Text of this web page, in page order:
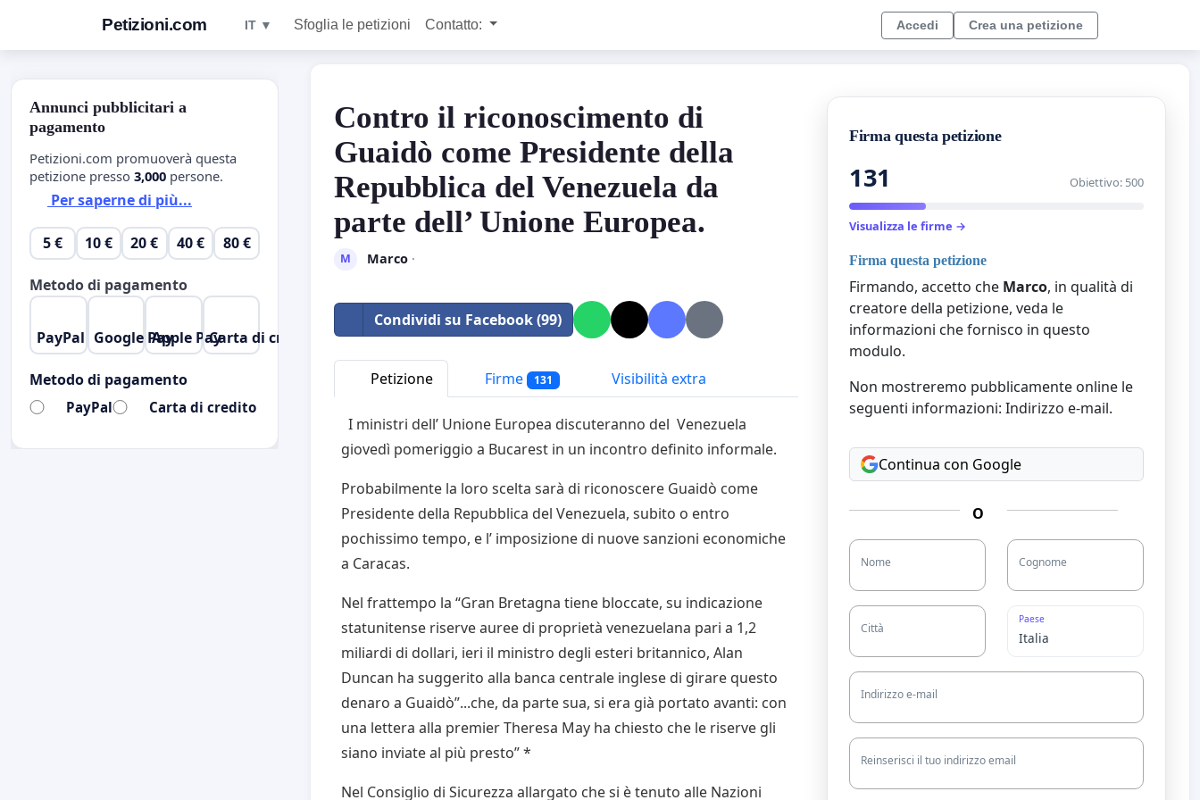
Petizioni.com IT ▼ Sfoglia le petizioni Contatto: Accedi Crea una petizione
Contro il riconoscimento di
Guaidò come Presidente della
Repubblica del Venezuela da
parte dell’ Unione Europea.
M Marco·
Condividi su Facebook (99)
Petizione Firme 131 Visibilità extra
I ministri dell’ Unione Europea discuteranno del Venezuela
giovedì pomeriggio a Bucarest in un incontro definito informale.
Probabilmente la loro scelta sarà di riconoscere Guaidò come
Presidente della Repubblica del Venezuela, subito o entro
pochissimo tempo, e l’ imposizione di nuove sanzioni economiche
a Caracas.
Nel frattempo la “Gran Bretagna tiene bloccate, su indicazione
statunitense riserve auree di proprietà venezuelana pari a 1,2
miliardi di dollari, ieri il ministro degli esteri britannico, Alan
Duncan ha suggerito alla banca centrale inglese di girare questo
denaro a Guaidò”...che, da parte sua, si era già portato avanti: con
una lettera alla premier Theresa May ha chiesto che le riserve gli
siano inviate al più presto” *
Nel Consiglio di Sicurezza allargato che si è tenuto alle Nazioni
Firma questa petizione
131 Obiettivo: 500
Visualizza le firme →
Firma questa petizione
Firmando, accetto che Marco, in qualità di
creatore della petizione, veda le
informazioni che fornisco in questo
modulo.
Non mostreremo pubblicamente online le
seguenti informazioni: Indirizzo e-mail.
Continua con Google
O
Nome Cognome
Città
Paese
Indirizzo e-mail
Reinserisci il tuo indirizzo email
Annunci pubblicitari a
pagamento
Petizioni.com promuoverà questa
petizione presso 3,000 persone.
Per saperne di più...
5 € 10 € 20 € 40 € 80 €
Metodo di pagamento
PayPal Google PayApple PayCarta di credito
Metodo di pagamento
PayPal Carta di credito